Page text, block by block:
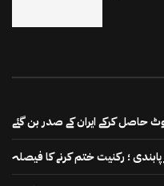
؛ رکنیت ختم کرنے کا فیصلہ